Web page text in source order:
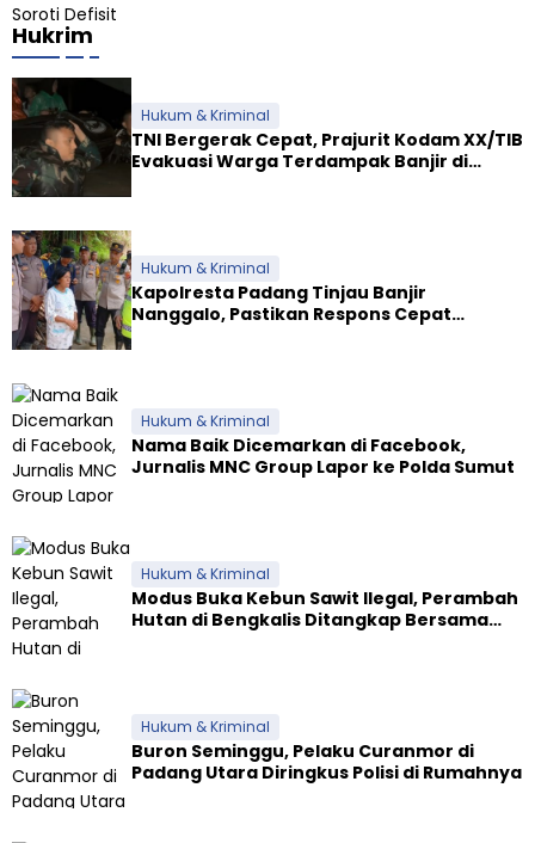
Hukrim
Hukum & Kriminal
TNI Bergerak Cepat, Prajurit Kodam XX/TIB
Evakuasi Warga Terdampak Banjir di
Hukum & Kriminal
Kapolresta Padang Tinjau Banjir
Nanggalo, Pastikan Respons Cepat
Hukum & Kriminal
Nama Baik Dicemarkan di Facebook,
Jurnalis MNC Group Lapor ke Polda Sumut
Hukum & Kriminal
Modus Buka Kebun Sawit Ilegal, Perambah
Hutan di Bengkalis Ditangkap Bersama
Hukum & Kriminal
Buron Seminggu, Pelaku Curanmor di
Padang Utara Diringkus Polisi di Rumahnya